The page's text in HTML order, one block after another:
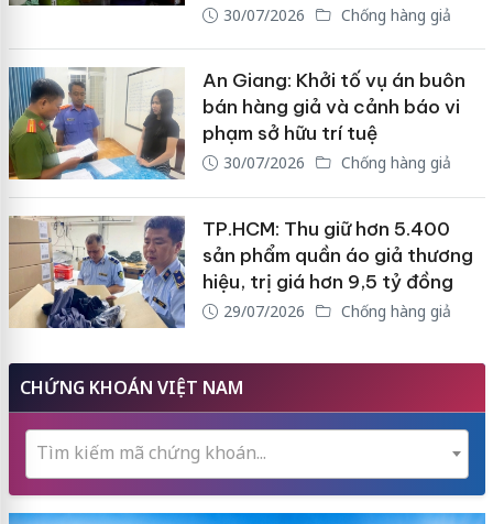
30/07/2026 Chống hàng giả
An Giang: Khởi tố vụ án buôn
bán hàng giả và cảnh báo vi
phạm sở hữu trí tuệ
30/07/2026 Chống hàng giả
TP.HCM: Thu giữ hơn 5.400
sản phẩm quần áo giả thương
hiệu, trị giá hơn 9,5 tỷ đồng
29/07/2026 Chống hàng giả
CHỨNG KHOÁN VIỆT NAM
Tìm kiếm mã chứng khoán...